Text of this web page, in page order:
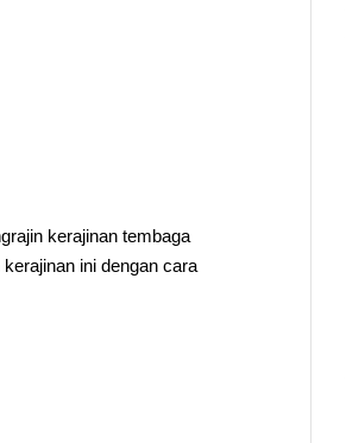
kerajinan tembaga
ini dengan cara